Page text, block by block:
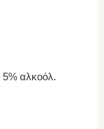
αλκοόλ.